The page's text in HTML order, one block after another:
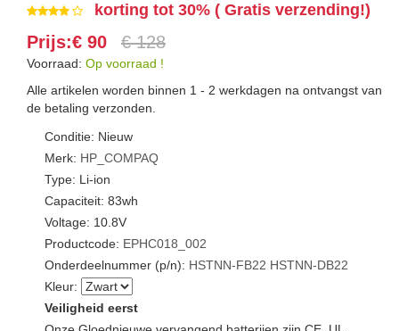
korting tot 30% ( Gratis verzending!)
Prijs:€ 90 € 128
Voorraad: Op voorraad !
Alle artikelen worden binnen 1 - 2 werkdagen na ontvangst van
de betaling verzonden.
Conditie: Nieuw
Merk: HP_COMPAQ
Type: Li-ion
Capaciteit: 83wh
Voltage: 10.8V
Productcode: EPHC018_002
Onderdeelnummer (p/n): HSTNN-FB22 HSTNN-DB22
Kleur:
Veiligheid eerst